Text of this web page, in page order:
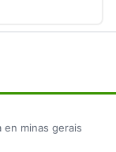
minas gerais